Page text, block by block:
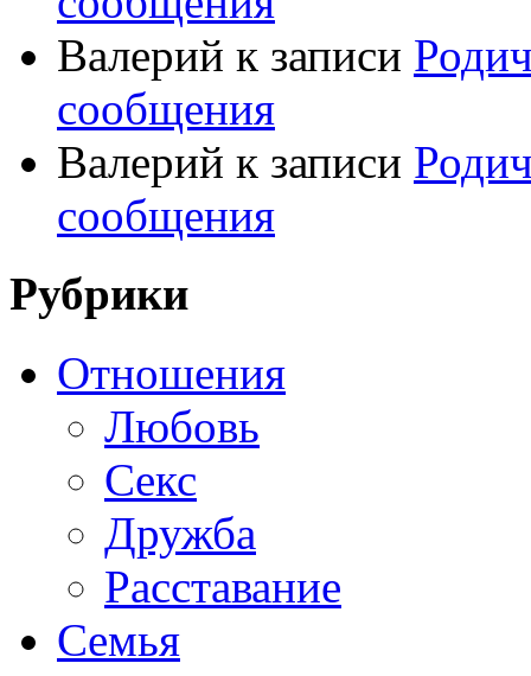
Валерий к записи
сообщения
Валерий к записи
сообщения
Рубрики
Отношения
Любовь
Секс
Дружба
Расставание
Семья